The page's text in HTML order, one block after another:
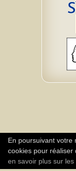
riservati
En poursuivant votre
cookies pour réaliser
en savoir plus sur les